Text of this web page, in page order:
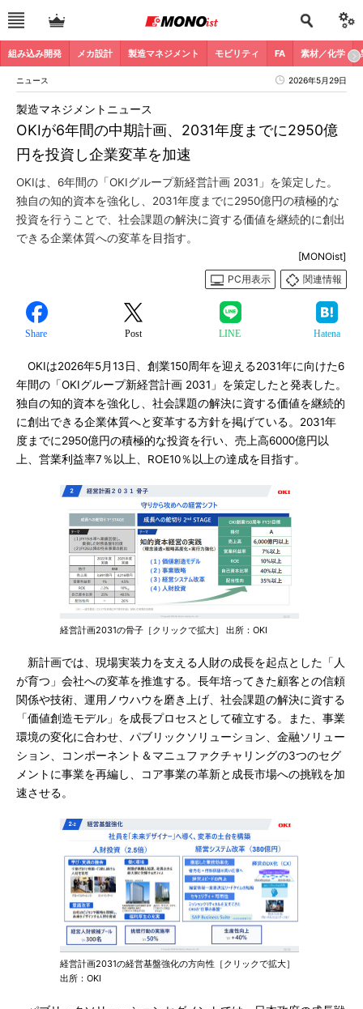
組み込み開発 メカ設計 製造マネジメント モビリティ FA 素材／化学
ニュース 2026年5月29日
OKIが6年間の中期計画、2031年度までに2950億
円を投資し企業変革を加速
製造マネジメントニュース
OKIは、6年間の「OKIグループ新経営計画 2031」を策定した。
独自の知的資本を強化し、2031年度までに2950億円の積極的な
投資を行うことで、社会課題の解決に資する価値を継続的に創出
できる企業体質への変革を目指す。
[MONOist]
PC用表示
関連情報
Share Post LINE Hatena
OKIは2026年5月13日、創業150周年を迎える2031年に向けた6
年間の「OKIグループ新経営計画 2031」を策定したと発表した。
独自の知的資本を強化し、社会課題の解決に資する価値を継続的
に創出できる企業体質へと変革する方針を掲げている。2031年
度までに2950億円の積極的な投資を行い、売上高6000億円以
上、営業利益率7％以上、ROE10％以上の達成を目指す。
経営計画2031の骨子［クリックで拡大］ 出所：OKI
新計画では、現場実装力を支える人財の成長を起点とした「人
が育つ」会社への変革を推進する。長年培ってきた顧客との信頼
関係や技術、運用ノウハウを磨き上げ、社会課題の解決に資する
「価値創造モデル」を成長プロセスとして確立する。また、事業
環境の変化に合わせ、パブリックソリューション、金融ソリュー
ション、コンポーネント＆マニュファクチャリングの3つのセグ
メントに事業を再編し、コア事業の革新と成長市場への挑戦を加
速させる。
経営計画2031の経営基盤強化の方向性［クリックで拡大］
出所：OKI